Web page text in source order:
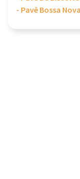
- Pavê Bossa Nova